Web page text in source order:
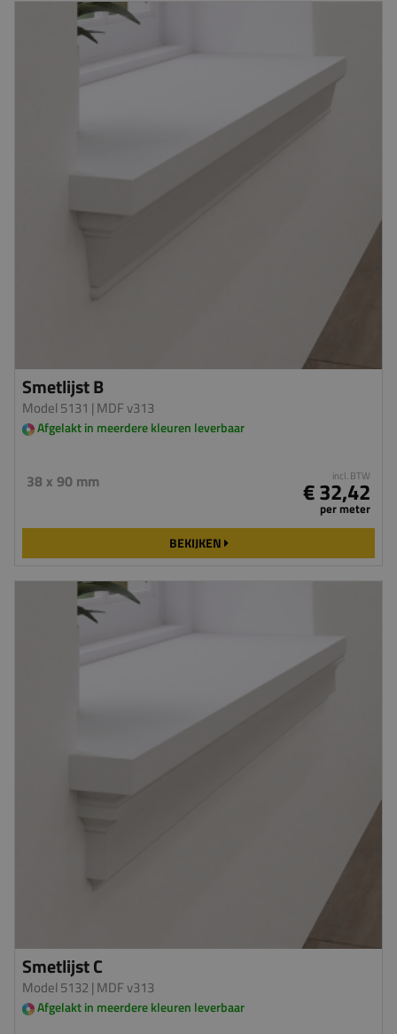
Smetlijst B
Model 5131 | MDF v313
Afgelakt in meerdere kleuren leverbaar
38 x 90 mm incl. BTW
€ 32,42
per meter
BEKIJKEN
Smetlijst C
Model 5132| MDF v313
Afgelakt in meerdere kleuren leverbaar